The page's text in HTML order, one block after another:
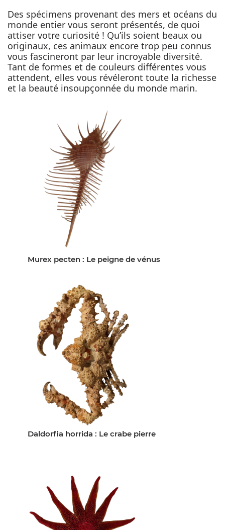
Des spécimens provenant des mers et océans du
monde entier vous seront présentés, de quoi
attiser votre curiosité ! Qu’ils soient beaux ou
originaux, ces animaux encore trop peu connus
vous fascineront par leur incroyable diversité.
Tant de formes et de couleurs différentes vous
attendent, elles vous révéleront toute la richesse
et la beauté insoupçonnée du monde marin.
Murex pecten : Le peigne de vénus
Daldorfia horrida : Le crabe pierre